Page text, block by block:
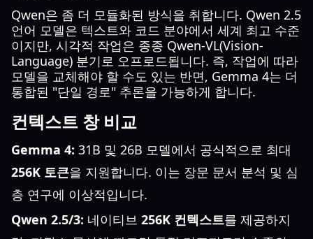
Qwen은 좀 더 모듈화된 방식을 취합니다. Qwen 2.5
언어 모델은 텍스트와 코드 분야에서 세계 최고 수준
이지만, 시각적 작업은 종종 Qwen-VL(Vision-
Language) 분기로 오프로드됩니다. 즉, 작업에 따라
모델을 교체해야 할 수도 있는 반면, Gemma 4는 더
통합된 "단일 경로" 추론을 가능하게 합니다.
컨텍스트 창 비교
Gemma 4: 31B 및 26B 모델에서 공식적으로 최대
256K 토큰을 지원합니다. 이는 장문 문서 분석 및 심
층 연구에 이상적입니다.
Qwen 2.5/3: 네이티브 256K 컨텍스트를 제공하지